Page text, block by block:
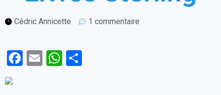
Cédric Annicette 1 commentaire
F
E
W